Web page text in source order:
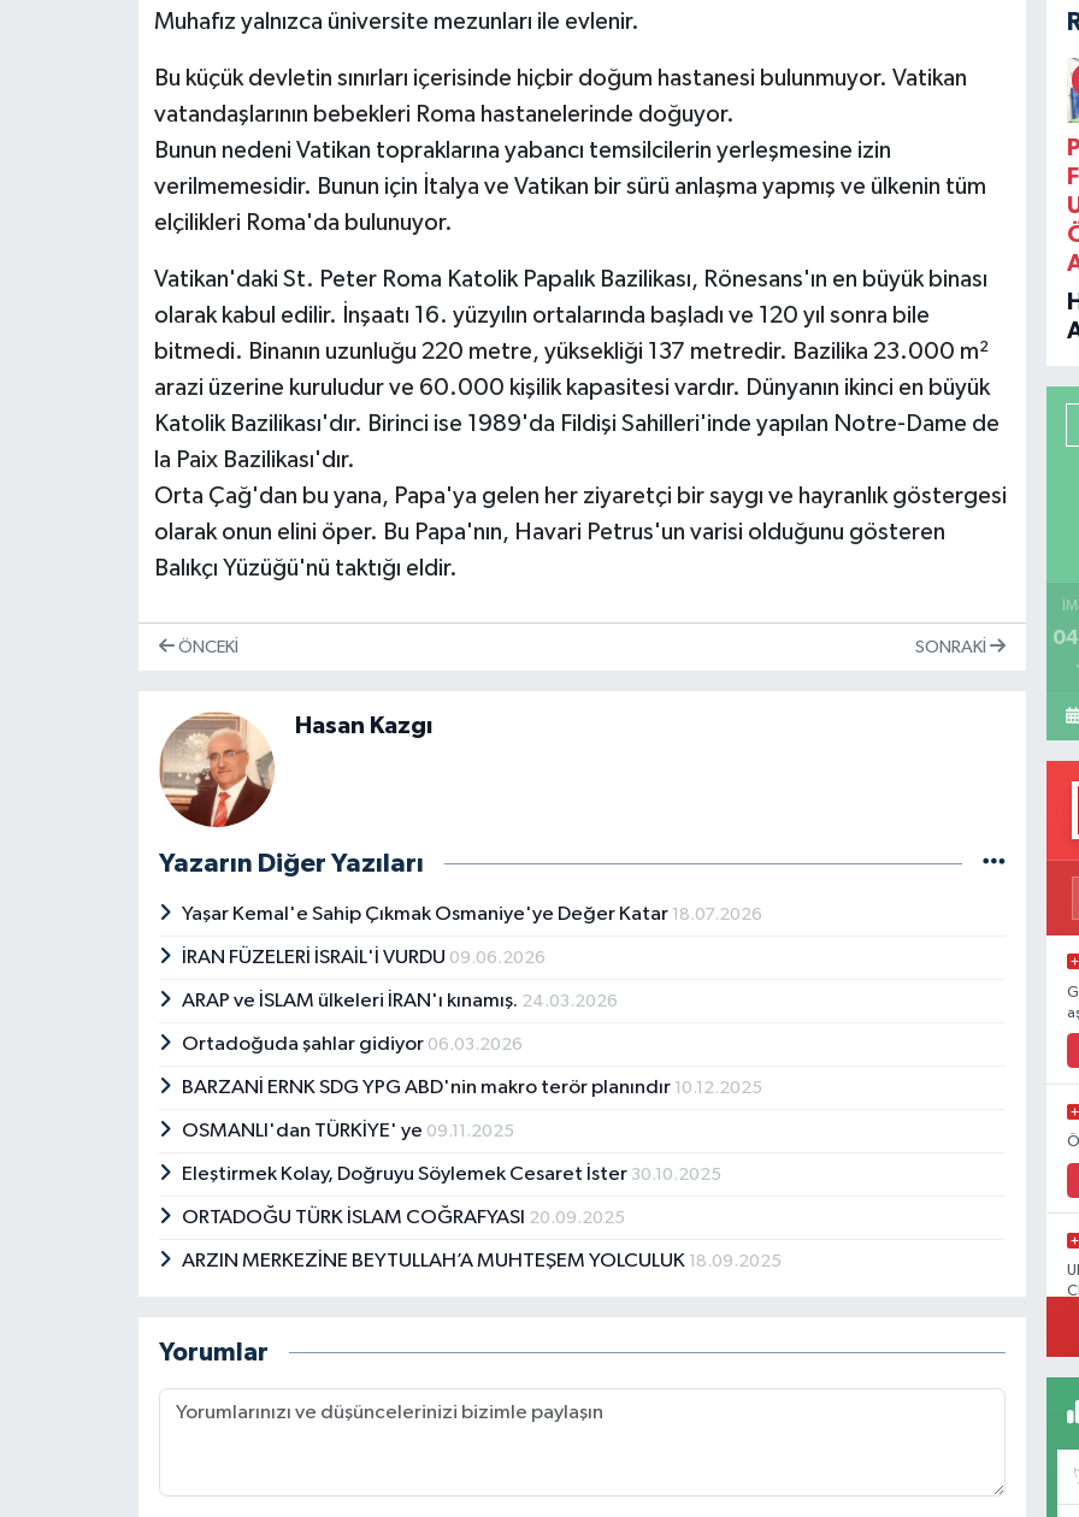
Muhafız yalnızca üniversite mezunları ile evlenir.
Bu küçük devletin sınırları içerisinde hiçbir doğum hastanesi bulunmuyor. Vatikan
vatandaşlarının bebekleri Roma hastanelerinde doğuyor.
Bunun nedeni Vatikan topraklarına yabancı temsilcilerin yerleşmesine izin
verilmemesidir. Bunun için İtalya ve Vatikan bir sürü anlaşma yapmış ve ülkenin tüm
elçilikleri Roma'da bulunuyor.
Vatikan'daki St. Peter Roma Katolik Papalık Bazilikası, Rönesans'ın en büyük binası
olarak kabul edilir. İnşaatı 16. yüzyılın ortalarında başladı ve 120 yıl sonra bile
bitmedi. Binanın uzunluğu 220 metre, yüksekliği 137 metredir. Bazilika 23.000 m²
arazi üzerine kuruludur ve 60.000 kişilik kapasitesi vardır. Dünyanın ikinci en büyük
Katolik Bazilikası'dır. Birinci ise 1989'da Fildişi Sahilleri'inde yapılan Notre-Dame de
la Paix Bazilikası'dır.
Orta Çağ'dan bu yana, Papa'ya gelen her ziyaretçi bir saygı ve hayranlık göstergesi
olarak onun elini öper. Bu Papa'nın, Havari Petrus'un varisi olduğunu gösteren
Balıkçı Yüzüğü'nü taktığı eldir.
ÖNCEKI SONRAKI
Hasan Kazgı
Yazarın Diğer Yazıları
Yaşar Kemal'e Sahip Çıkmak Osmaniye'ye Değer Katar 18.07.2026
İRAN FÜZELERİ İSRAİL'İ VURDU 09.06.2026
ARAP ve İSLAM ülkeleri İRAN'ı kınamış. 24.03.2026
Ortadoğuda şahlar gidiyor 06.03.2026
BARZANİ ERNK SDG YPG ABD'nin makro terör planındır 10.12.2025
OSMANLI'dan TÜRKİYE' ye 09.11.2025
Eleştirmek Kolay, Doğruyu Söylemek Cesaret İster 30.10.2025
ORTADOĞU TÜRK İSLAM COĞRAFYASI 20.09.2025
ARZIN MERKEZİNE BEYTULLAH’A MUHTEŞEM YOLCULUK 18.09.2025
Yorumlar